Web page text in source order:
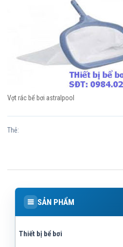
Vợt rác bể bơi astralpool
Thẻ:
SẢN PHẨM
Thiết bị bể bơi